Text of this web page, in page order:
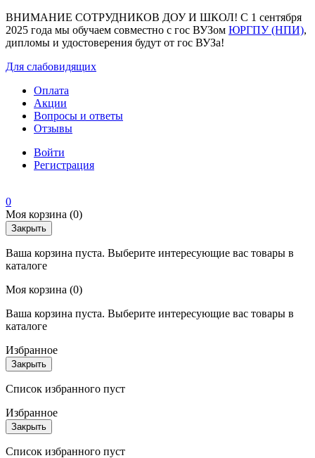
ВНИМАНИЕ СОТРУДНИКОВ ДОУ И ШКОЛ! С 1 сентября
2025 года мы обучаем совместно с гос ВУЗом ЮРГПУ (НПИ),
дипломы и удостоверения будут от гос ВУЗа!
Для слабовидящих
Оплата
Акции
Вопросы и ответы
Отзывы
Войти
Регистрация
0
Моя корзина (0)
Закрыть
Ваша корзина пуста. Выберите интересующие вас товары в
каталоге
Моя корзина (0)
Ваша корзина пуста. Выберите интересующие вас товары в
каталоге
Избранное
Закрыть
Список избранного пуст
Избранное
Закрыть
Список избранного пуст